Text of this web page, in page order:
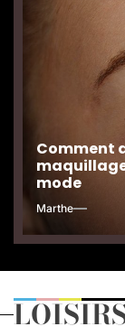
Comment
mode
Marthe